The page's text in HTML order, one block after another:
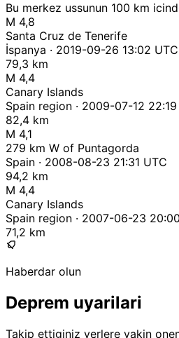
Bu merkez ussunun 100 km
M 4,8
Santa Cruz de Tenerife
İspanya · 2019-09-26 13:02 UTC
79,3 km
M 4,4
Canary Islands
Spain region · 2009-07-12
82,4 km
M 4,1
279 km W of Puntagorda
Spain · 2008-08-23 21:31 UTC
94,2 km
M 4,4
Canary Islands
Spain region · 2007-06-23
71,2 km
Haberdar olun
Deprem uyarilari
Takip ettiginiz yerlere yakin